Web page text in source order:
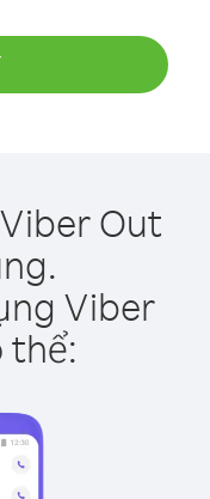
Out
Viber
thể: